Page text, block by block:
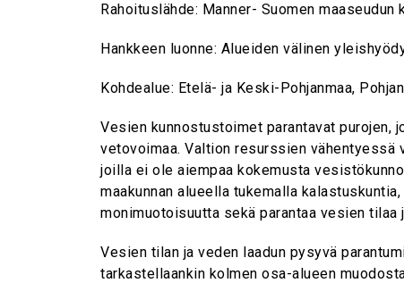
Rahoituslähde: Manner- Suomen
Hankkeen luonne: Alueiden välinen
Kohdealue: Etelä- ja Keski-Pohjanmaa,
Vesien kunnostustoimet parantavat
vetovoimaa. Valtion resurssien
joilla ei ole aiempaa kokemusta
maakunnan alueella tukemalla
monimuotoisuutta sekä parantaa vesien tilaa
Vesien tilan ja veden laadun pysyvä
tarkastellaankin kolmen osa-alueen